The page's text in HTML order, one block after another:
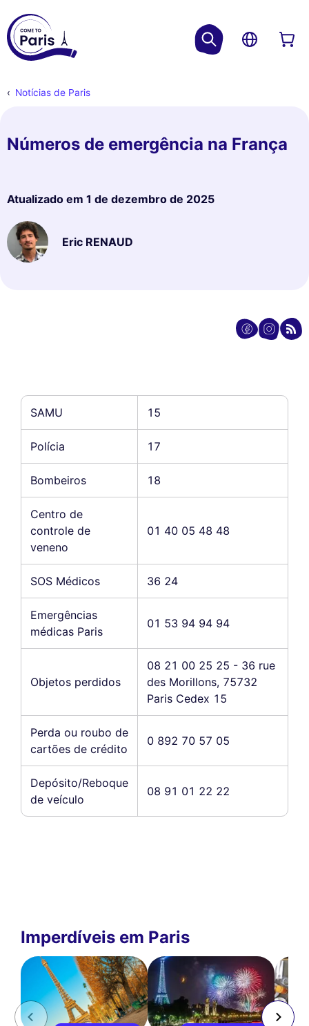
Notícias de Paris
Números de emergência na França
Atualizado em 1 de dezembro de 2025
Eric RENAUD
SAMU 15
Polícia 17
Bombeiros 18
Centro de
controle de
veneno
01 40 05 48 48
SOS Médicos 36 24
Emergências
médicas Paris
01 53 94 94 94
Objetos perdidos
08 21 00 25 25 - 36 rue
des Morillons, 75732
Paris Cedex 15
Perda ou roubo de
cartões de crédito
0 892 70 57 05
Depósito/Reboque
de veículo
08 91 01 22 22
Imperdíveis em Paris